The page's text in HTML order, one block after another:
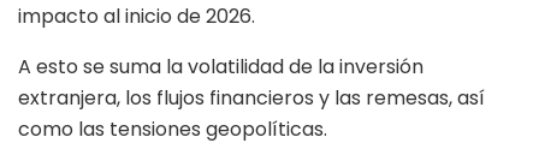
impacto al inicio de 2026.
A esto se suma la volatilidad de la inversión
extranjera, los flujos financieros y las remesas, así
como las tensiones geopolíticas.